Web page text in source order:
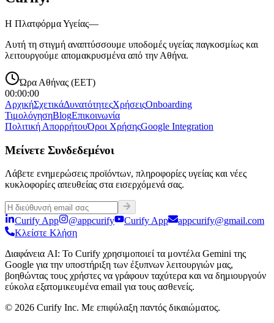
Η Πλατφόρμα Υγείας—
Αυτή τη στιγμή αναπτύσσουμε υποδομές υγείας παγκοσμίως και
λειτουργούμε απομακρυσμένα από την Αθήνα.
Ώρα Αθήνας (EET)
00:00:00
ΑρχικήΣχετικάΔυνατότητεςΧρήσειςOnboarding
ΤιμολόγησηBlogΕπικοινωνία
Πολιτική ΑπορρήτουΌροι ΧρήσηςGoogle Integration
Μείνετε Συνδεδεμένοι
Λάβετε ενημερώσεις προϊόντων, πληροφορίες υγείας και νέες
κυκλοφορίες απευθείας στα εισερχόμενά σας.
Curify App @appcurify Curify App
appcurify@gmail.com
Κλείστε Κλήση
Διαφάνεια AI: Το Curify χρησιμοποιεί τα μοντέλα Gemini της
Google για την υποστήριξη των έξυπνων λειτουργιών μας,
βοηθώντας τους χρήστες να γράφουν ταχύτερα και να δημιουργούν
εύκολα εξατομικευμένα email για τους ασθενείς.
© 2026 Curify Inc. Με επιφύλαξη παντός δικαιώματος.